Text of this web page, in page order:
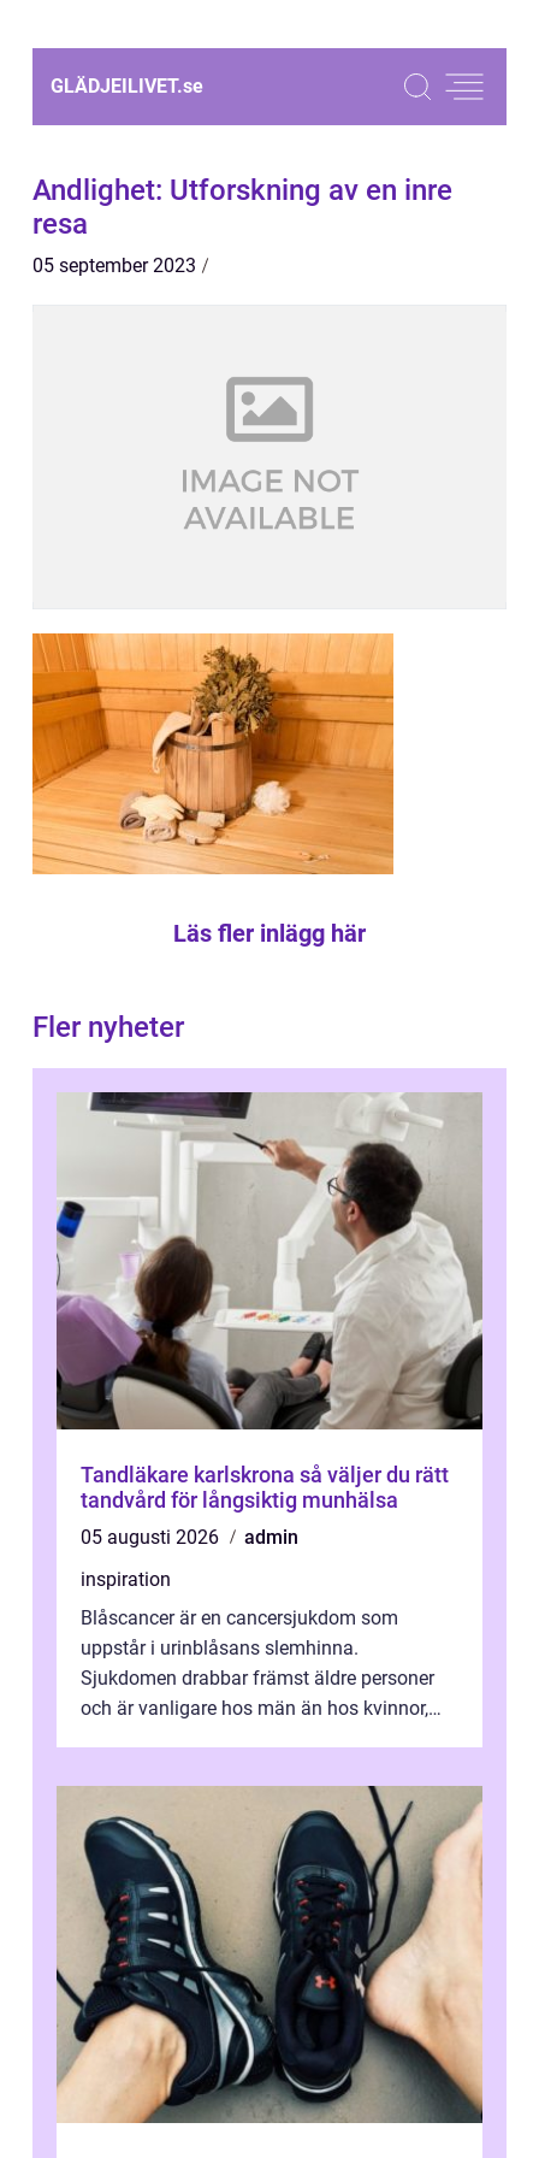
GLÄDJEILIVET.se
Andlighet: Utforskning av en inre
resa
05 september 2023
Läs fler inlägg här
Fler nyheter
Tandläkare karlskrona så väljer du rätt
tandvård för långsiktig munhälsa
05 augusti 2026
admin
inspiration
Blåscancer är en cancersjukdom som
uppstår i urinblåsans slemhinna.
Sjukdomen drabbar främst äldre personer
och är vanligare hos män än hos kvinnor,